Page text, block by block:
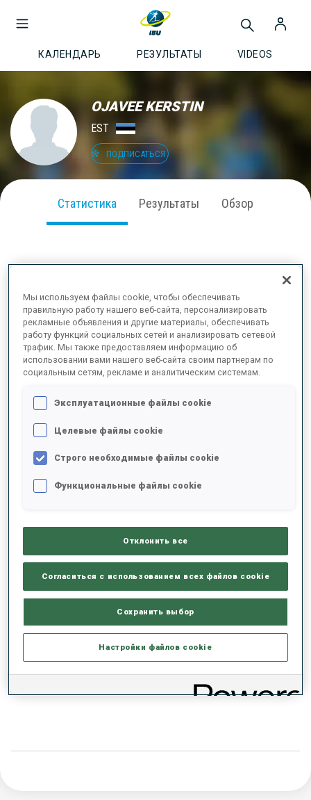
КАЛЕНДАРЬ РЕЗУЛЬТАТЫ VIDEOS
OJAVEE KERSTIN
EST
ПОДПИСАТЬСЯ
Статистика Результаты Обзор
2025/2026
РЕЗУЛЬТАТЫ - СРЕДНЕЕ ЗНАЧЕНИЕ
ЛЫЖНЫЙ ХОД - ОТСТАВАНИЕ ОТ ЛИДЕРА
Данных нет
Данных нет
СТРЕЛЬБА СТОЯ
Данных нет
РЕЗУЛЬТАТЫ - ТЕНДЕНЦИЯ
ДАННЫХ НЕТ
Мы используем файлы cookie, чтобы обеспечивать
правильную работу нашего веб-сайта, персонализировать
рекламные объявления и другие материалы, обеспечивать
работу функций социальных сетей и анализировать сетевой
трафик. Мы также предоставляем информацию об
использовании вами нашего веб-сайта своим партнерам по
социальным сетям, рекламе и аналитическим системам.
Эксплуатационные файлы cookie
Целевые файлы cookie
Строго необходимые файлы cookie
Функциональные файлы cookie
Отклонить все
Согласиться с использованием всех файлов cookie
Сохранить выбор
Настройки файлов cookie